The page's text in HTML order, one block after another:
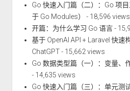
Go 快速入门篇（二）：Go 项
于 Go Modules）
- 18,596 views
开篇：为什么学习 Go 语言-
基于 OpenAI API + Laravel 快速
ChatGPT- 15,662 views
Go 数据类型篇（一）：变量、
- 14,635 views
Go 快速入门篇（三）：单元测